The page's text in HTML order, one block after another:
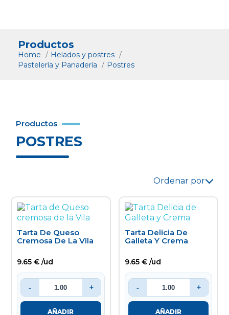
Productos
Home
Helados y postres
Pastelería y Panadería
Postres
Productos
POSTRES
Ordenar por
Tarta De Queso
Cremosa De La Vila
9.65 € /ud
- +
AÑADIR
Tarta Delicia De
Galleta Y Crema
9.65 € /ud
- +
AÑADIR